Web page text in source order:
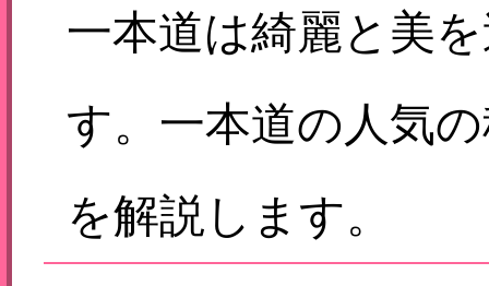
一本道は綺麗と美
す。一本道の人気
を解説します。